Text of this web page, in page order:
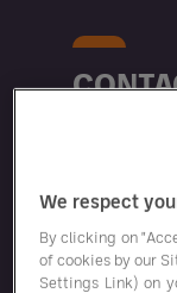
We respect
By clicking on
of cookies by our
Settings Link) on